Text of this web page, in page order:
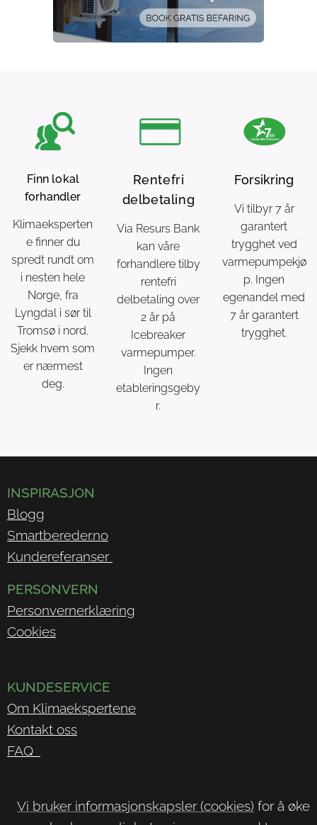
Finn lokal
forhandler
Klimaeksperten
e finner du
spredt rundt om
i nesten hele
Norge, fra
Lyngdal i sør til
Tromsø i nord.
Sjekk hvem som
er nærmest
deg.
Rentefri
delbetaling
Via Resurs Bank
kan våre
forhandlere tilby
rentefri
delbetaling over
2 år på
Icebreaker
varmepumper.
Ingen
etableringsgeby
r.
Forsikring
Vi tilbyr 7 år
garantert
trygghet ved
varmepumpekjø
p. Ingen
egenandel med
7 år garantert
trygghet.
INSPIRASJON
Blogg
Smartbereder.no
Kundereferanser
PERSONVERN
Personvernerklæring
Cookies
KUNDESERVICE
Om Klimaekspertene
Kontakt oss
FAQ
Vi bruker informasjonskapsler (cookies) for å øke